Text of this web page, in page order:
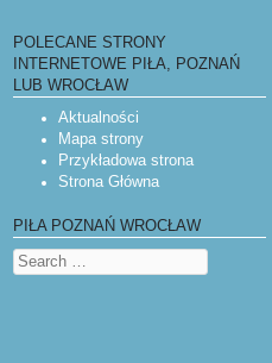
POLECANE STRONY
INTERNETOWE PIŁA, POZNAŃ
LUB WROCŁAW
Aktualności
Mapa strony
Przykładowa strona
Strona Główna
PIŁA POZNAŃ WROCŁAW
Search